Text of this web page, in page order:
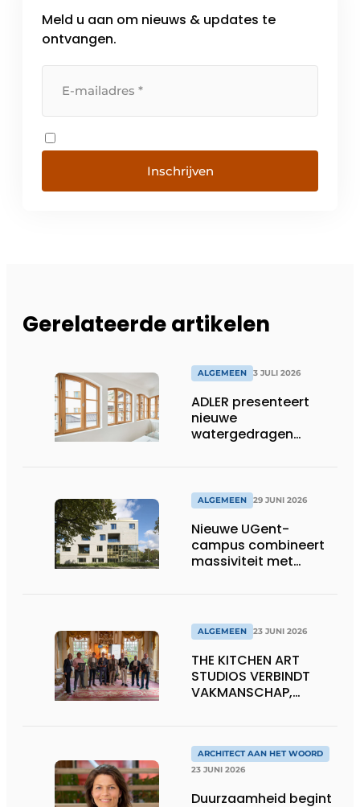
Meld u aan om nieuws & updates te
ontvangen.
Inschrijven
Gerelateerde artikelen
ALGEMEEN 3 JULI 2026
ADLER presenteert
nieuwe
watergedragen
ALGEMEEN 29 JUNI 2026
Nieuwe UGent-
campus combineert
massiviteit met
ALGEMEEN 23 JUNI 2026
THE KITCHEN ART
STUDIOS VERBINDT
VAKMANSCHAP,
TOEKOMST
ARCHITECT AAN HET WOORD
23 JUNI 2026
Duurzaamheid begint